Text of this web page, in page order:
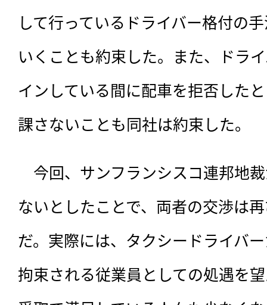
して行っているドライバー格付の
いくことも約束した。また、ドラ
インしている間に配車を拒否した
課さないことも同社は約束した。
今回、サンフランシスコ連邦地
ないとしたことで、両者の交渉は
だ。実際には、タクシードライバ
拘束される従業員としての処遇を